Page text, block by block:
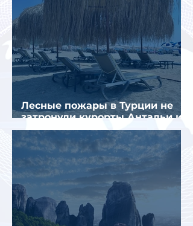
Лесные пожары в Турции не
затронули курорты Антальи и
Муглы